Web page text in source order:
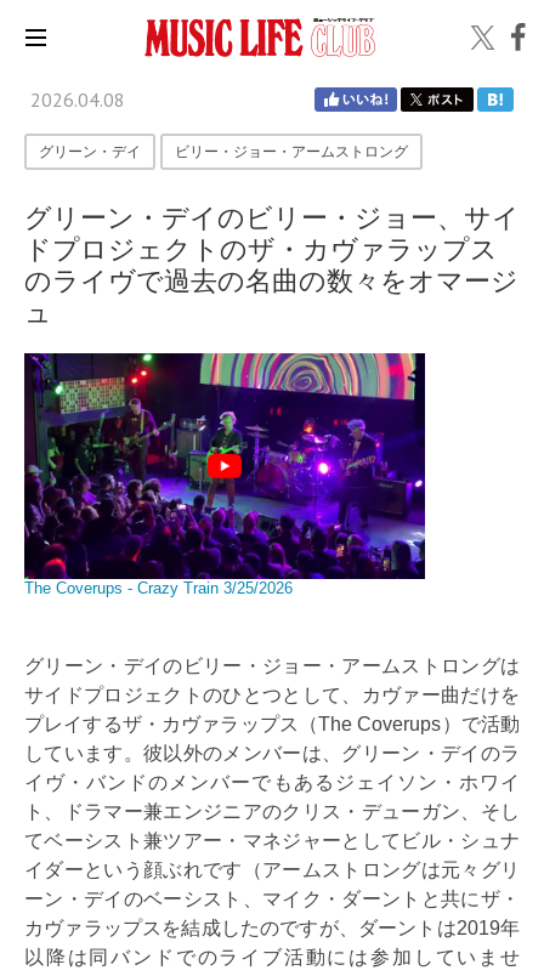
2026.04.08
グリーン・デイ ビリー・ジョー・アームストロング
グリーン・デイのビリー・ジョー、サイ
ドプロジェクトのザ・カヴァラップス
のライヴで過去の名曲の数々をオマージ
ュ
The Coverups - Crazy Train 3/25/2026
グリーン・デイのビリー・ジョー・アームストロングは
サイドプロジェクトのひとつとして、カヴァー曲だけを
プレイするザ・カヴァラップス（The Coverups）で活動
しています。彼以外のメンバーは、グリーン・デイのラ
イヴ・バンドのメンバーでもあるジェイソン・ホワイ
ト、ドラマー兼エンジニアのクリス・デューガン、そし
てベーシスト兼ツアー・マネジャーとしてビル・シュナ
イダーという顔ぶれです（アームストロングは元々グリ
ーン・デイのベーシスト、マイク・ダーントと共にザ・
カヴァラップスを結成したのですが、ダーントは2019年
以降は同バンドでのライブ活動には参加していませ